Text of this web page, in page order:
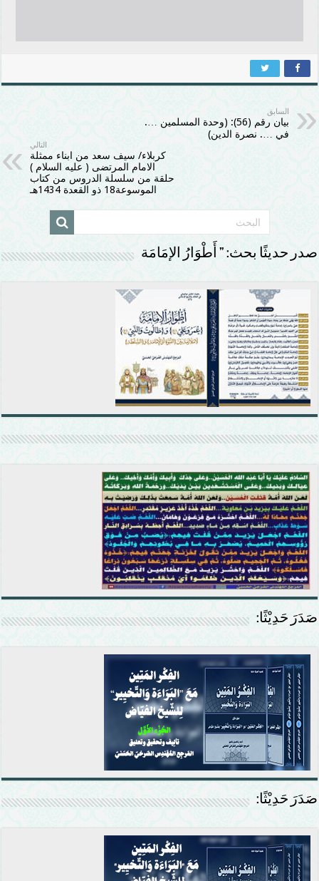
السابق
بيان رقم (56): (وحدة المسلمين ….
في …. نصرة الدين)
التالي
كربلاء/ سيف سعد من ابناء ممثلة
الامام المرتضى ( عليه السلام )
حلقة من سلسلة الدروس من كتاب
الموسوعة18 ذو القعدة 1434هـ
صدر حديثًا بحث: ” أَطْوَارُ الإمَامَة
صَدَرَ حَدِيْثًا:
صَدَرَ حَدِيْثًا: